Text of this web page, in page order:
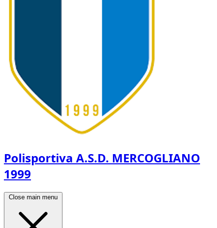
Polisportiva A.S.D. MERCOGLIANO
1999
Close main menu